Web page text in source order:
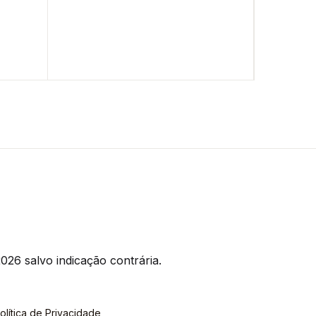
salvo indicação contrária.
de Privacidade